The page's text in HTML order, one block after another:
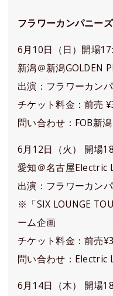
フラワーカンパニー
6月10日（日）開場
新潟＠新潟GOLDEN
出演：フラワーカン
チケット料金：前売
問い合わせ：FOB新
6月12日（火） 開場
愛知＠名古屋Electric
出演：フラワーカン
※「SIX LOUNGE
ーム企画
チケット料金：前売
問い合わせ：Electric
6月14日（木） 開場